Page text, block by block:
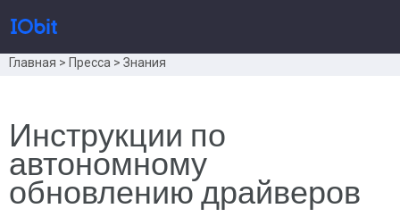
Купить
Главная > Пресса > Знания
Инструкции по
автономному
обновлению драйверов